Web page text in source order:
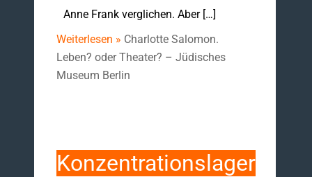
Anne Frank verglichen. Aber […]
Weiterlesen » Charlotte Salomon.
Leben? oder Theater? – Jüdisches
Museum Berlin
Konzentrationslager